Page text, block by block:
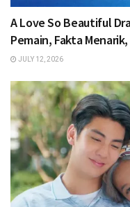
A Love So Beautiful
Pemain, Fakta
JULY 12, 2026